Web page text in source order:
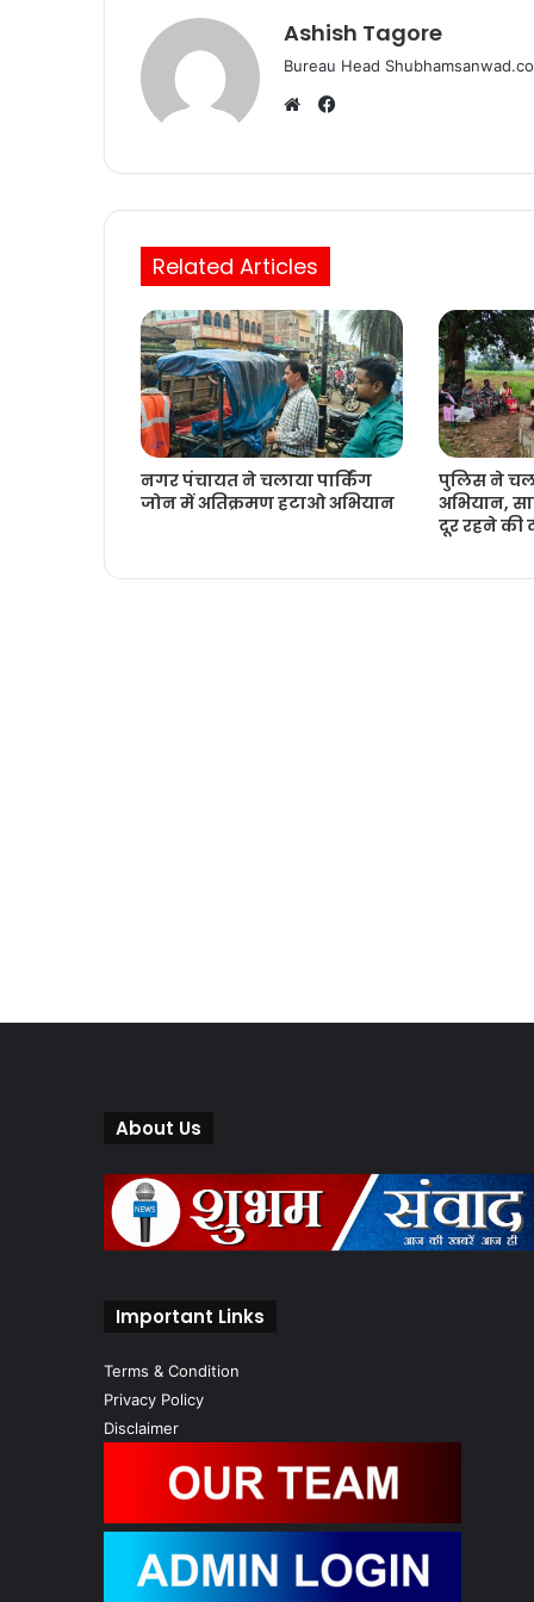
k
Ashish Tagore
Bureau Head
Facebook
Related Articles
नगर पंचायत ने चलाया पार्किंग
जोन में अतिक्रमण हटाओ अभियान
पुलिस ने
अभियान,
दूर रहने की
About Us
Important Links
Terms & Condition
Privacy Policy
Disclaimer